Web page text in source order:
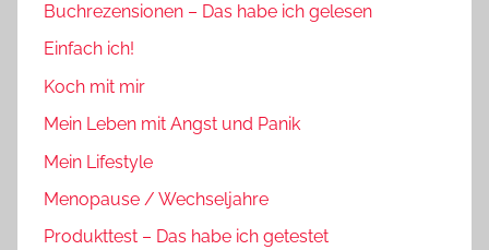
Buchrezensionen – Das habe ich gelesen
Einfach ich!
Koch mit mir
Mein Leben mit Angst und Panik
Mein Lifestyle
Menopause / Wechseljahre
Produkttest – Das habe ich getestet